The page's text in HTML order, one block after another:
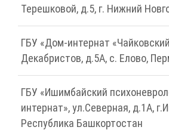
Терешковой, д.5, г. Нижний
ГБУ «Дом-интернат
Декабристов, д.5А, с. Елово,
ГБУ «Ишимбайский
интернат», ул.Северная, д.1А,
Республика Башкортостан